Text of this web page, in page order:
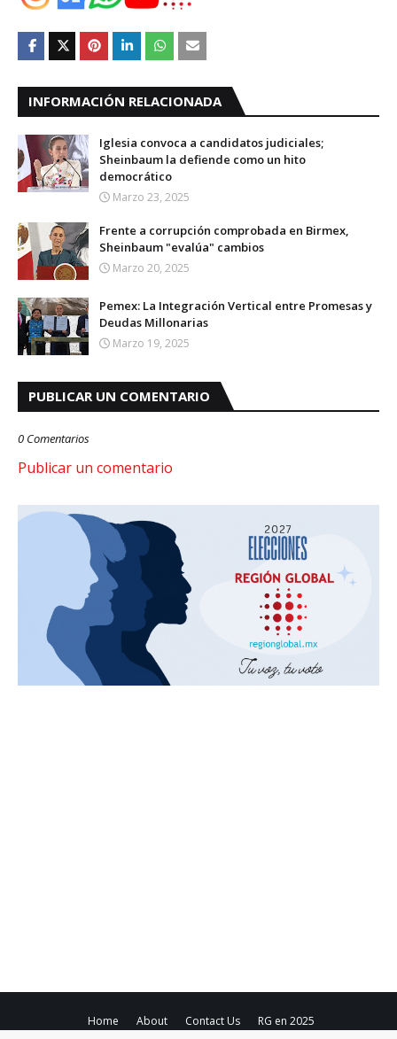
INFORMACIÓN RELACIONADA
Iglesia convoca a candidatos judiciales;
Sheinbaum la defiende como un hito
democrático
Marzo 23, 2025
Frente a corrupción comprobada en Birmex,
Sheinbaum "evalúa" cambios
Marzo 20, 2025
Pemex: La Integración Vertical entre Promesas y
Deudas Millonarias
Marzo 19, 2025
PUBLICAR UN COMENTARIO
0 Comentarios
Publicar un comentario
Home About Contact Us RG en 2025